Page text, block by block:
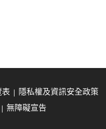
表
隱私權及資訊安全政策
無障礙宣告